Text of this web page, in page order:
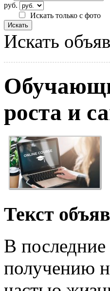
руб.
Искать только с фото
Искать
роста и
Текст
В
получению